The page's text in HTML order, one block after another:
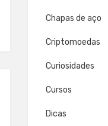
Chapas de aço
Criptomoedas
Curiosidades
Cursos
Dicas